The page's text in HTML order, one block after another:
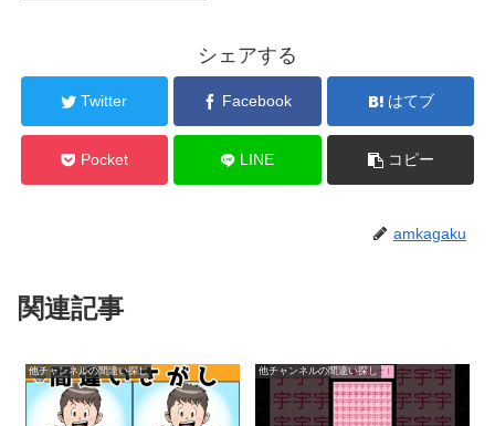
シェアする
Twitter Facebook はてブ
Pocket LINE コピー
amkagaku
関連記事
他チャンネルの間違い探し 他チャンネルの間違い探し